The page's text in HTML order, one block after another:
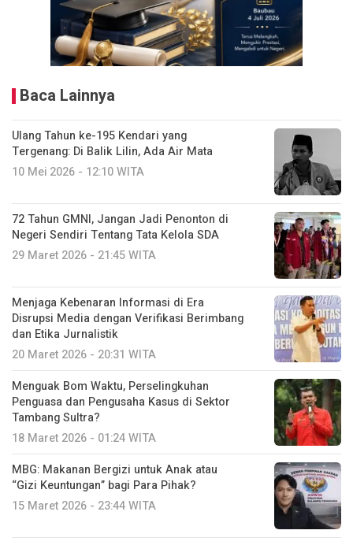
Baca Lainnya
Ulang Tahun ke-195 Kendari yang
Tergenang: Di Balik Lilin, Ada Air Mata
10 Mei 2026 - 12:10 WITA
72 Tahun GMNI, Jangan Jadi Penonton di
Negeri Sendiri Tentang Tata Kelola SDA
29 Maret 2026 - 21:45 WITA
Menjaga Kebenaran Informasi di Era
Disrupsi Media dengan Verifikasi Berimbang
dan Etika Jurnalistik
20 Maret 2026 - 20:31 WITA
Menguak Bom Waktu, Perselingkuhan
Penguasa dan Pengusaha Kasus di Sektor
Tambang Sultra?
18 Maret 2026 - 01:24 WITA
MBG: Makanan Bergizi untuk Anak atau
“Gizi Keuntungan” bagi Para Pihak?
15 Maret 2026 - 23:44 WITA